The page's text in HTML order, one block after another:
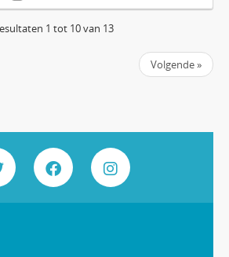
1 tot 10 van 13
Volgende »